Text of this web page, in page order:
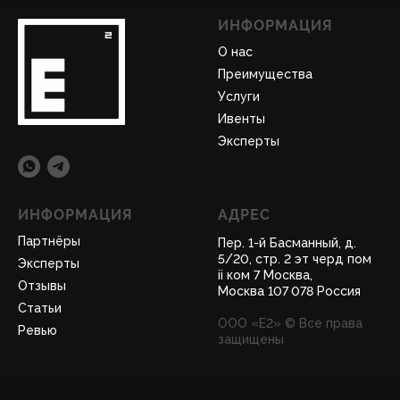
ИНФОРМАЦИЯ
О нас
Преимущества
Услуги
Ивенты
Эксперты
ИНФОРМАЦИЯ
Партнёры
Эксперты
Отзывы
Статьи
Ревью
АДРЕС
Пер. 1-й Басманный, д.
5/20, стр. 2 эт черд пом
ii ком 7 Москва,
Москва 107 078 Россия
ООО «Е2» © Все права
защищены